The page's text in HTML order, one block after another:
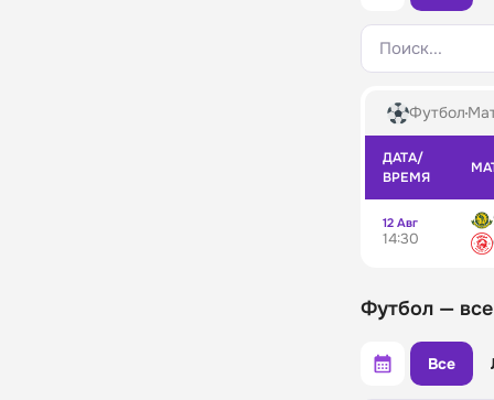
Поиск...
Футбол
ДАТА/
ВРЕМЯ
12 Авг
14:30
Футбол —
Все